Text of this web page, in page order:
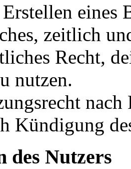
eines
zeitlich
Recht,
nutzen.
Kündigung
des Nutzers